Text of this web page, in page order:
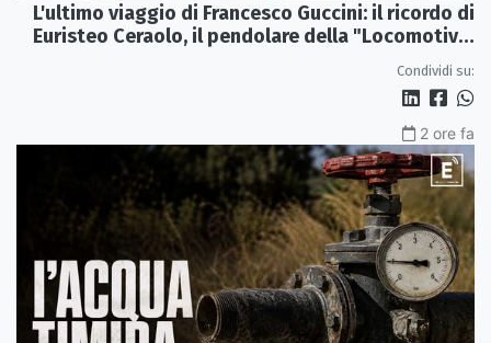
L'ultimo viaggio di Francesco Guccini: il ricordo di
Euristeo Ceraolo, il pendolare della "Locomotiva
Condividi su:
2 ore fa